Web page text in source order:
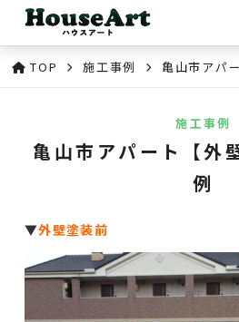
TOP 施工事例 亀山市アパ
施工事例
亀山市アパート【外
例
▼外壁塗装前